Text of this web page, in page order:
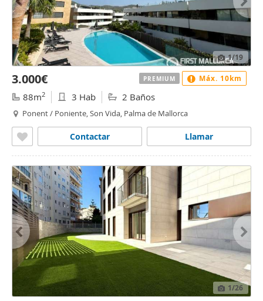
1/19
3.000€
88m2 3 Hab 2 Baños
Ponent / Poniente, Son Vida, Palma de Mallorca
Llamar
Contactar
PREMIUM Máx. 10km
1/26